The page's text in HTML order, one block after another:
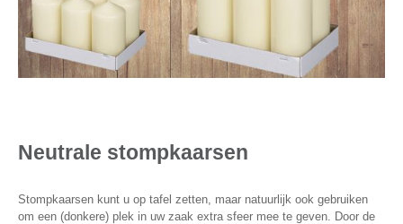
Neutrale stompkaarsen
Stompkaarsen kunt u op tafel zetten, maar natuurlijk ook gebruiken
om een (donkere) plek in uw zaak extra sfeer mee te geven. Door de